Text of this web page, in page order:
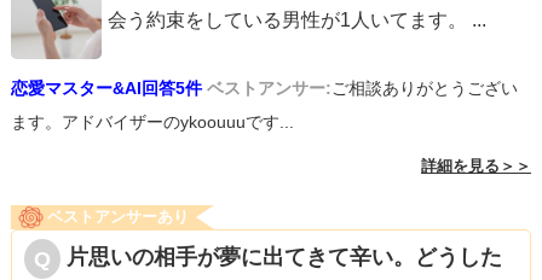
会う約束をしている男性が1人いてます。 ...
恋愛マスター&AI回答5件 ベストアンサー:ご相談ありがとうござい
ます。アドバイザーのykoouuuです...
詳細を見る＞＞
ベストアンサーあり
片思いの相手が夢に出てきて辛い。どうした